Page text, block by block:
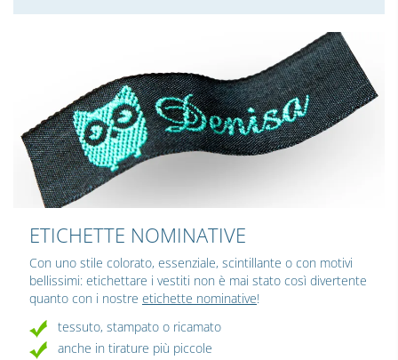
ETICHETTE NOMINATIVE
Con uno stile colorato, essenziale, scintillante o con motivi
bellissimi: etichettare i vestiti non è mai stato così divertente
quanto con i nostre etichette nominative!
tessuto, stampato o ricamato
anche in tirature più piccole